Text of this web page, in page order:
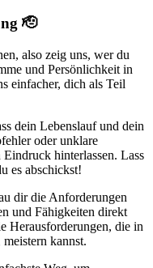
🫡
also zeig uns, wer du
und Persönlichkeit in
einfacher, dich als Teil
dein Lebenslauf und dein
oder unklare
hinterlassen. Lass
es abschickst!
dir die Anforderungen
und Fähigkeiten direkt
Herausforderungen, die in
kannst.